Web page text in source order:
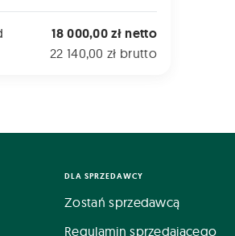
18 000,00 zł netto
22 140,00 zł brutto
DLA SPRZEDAWCY
Zostań sprzedawcą
Regulamin sprzedającego